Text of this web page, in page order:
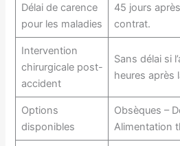
Délai de carence
pour les maladies
45 jours
contrat.
Intervention
chirurgicale post-
accident
Sans délai si
heures après
Options
disponibles
Obsèques –
Alimentation